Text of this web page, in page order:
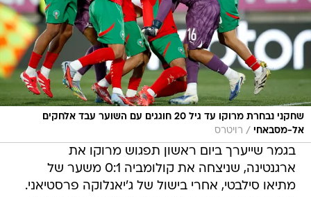
שחקני נבחרת מרוקו עד גיל 20 חוגגים עם השוער עבד אלחקים
אל-מסבאחי / רויטרס
בגמר שייערך ביום ראשון תפגוש מרוקו את
ארגנטינה, שניצחה את קולומביה 0:1 משער של
מתיאו סילבטי, אחרי בישול של ג'יאנלוקה פרסטיאני.